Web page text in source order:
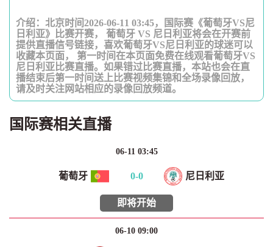
介绍：北京时间2026-06-11 03:45，国际赛《葡萄牙VS尼
日利亚》比赛开赛， 葡萄牙 VS 尼日利亚将会在开赛前
提供直播信号链接，喜欢葡萄牙VS尼日利亚的球迷可以
收藏本页面， 第一时间在本页面免费在线观看葡萄牙VS
尼日利亚比赛直播。如果错过比赛直播，本站也会在直
播结束后第一时间送上比赛视频集锦和全场录像回放，
请及时关注网站相应的录像回放频道。
国际赛相关直播
06-11 03:45
葡萄牙 0-0 尼日利亚
即将开始
06-10 09:00